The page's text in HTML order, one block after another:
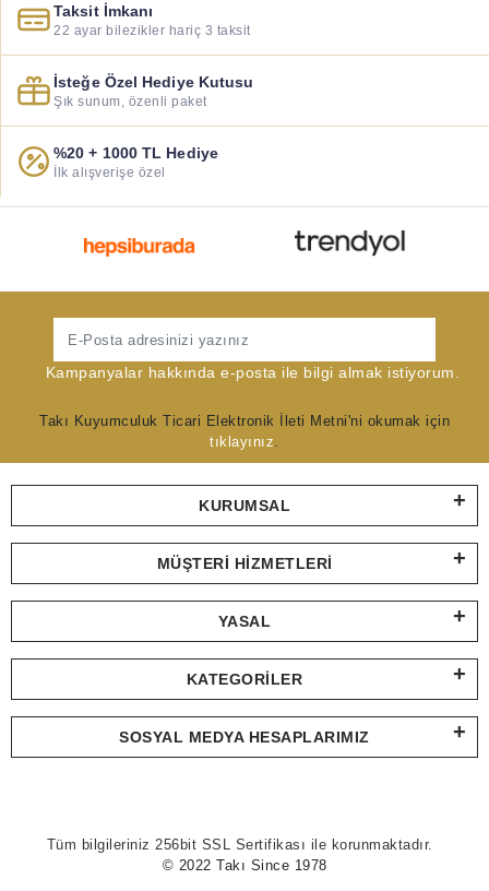
Taksit İmkanı
22 ayar bilezikler hariç 3 taksit
İsteğe Özel Hediye Kutusu
Şık sunum, özenli paket
%20 + 1000 TL Hediye
İlk alışverişe özel
Kampanyalar hakkında e-posta ile bilgi almak istiyorum.
Takı Kuyumculuk Ticari Elektronik İleti Metni'ni okumak için
tıklayınız.
KURUMSAL
MÜŞTERI HIZMETLERI
YASAL
KATEGORILER
SOSYAL MEDYA HESAPLARIMIZ
Tüm bilgileriniz 256bit SSL Sertifikası ile korunmaktadır.
© 2022 Takı Since 1978